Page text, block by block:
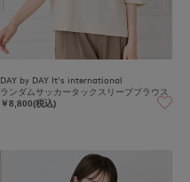
DAY by DAY It's international
ランダムサッカータックスリーブブラウス
￥8,800(税込)